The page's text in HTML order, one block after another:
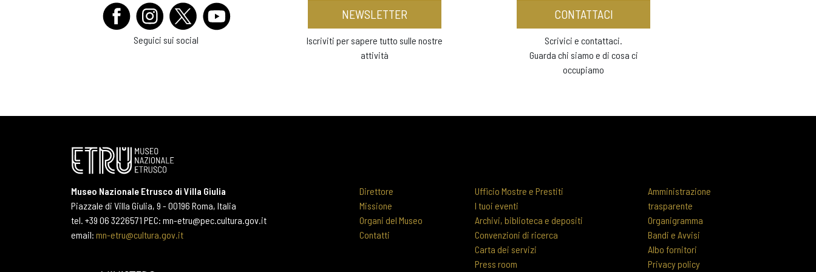
Seguici sui social
NEWSLETTER
Iscriviti per sapere tutto sulle nostre
attività
CONTATTACI
Scrivici e contattaci.
Guarda chi siamo e di cosa ci
occupiamo
Museo Nazionale Etrusco di Villa Giulia
Piazzale di Villa Giulia, 9 - 00196 Roma, Italia
tel. +39 06 3226571 PEC: mn-etru@pec.cultura.gov.it
email: mn-etru@cultura.gov.it
Direttore
Missione
Organi del Museo
Contatti
Ufficio Mostre e Prestiti
I tuoi eventi
Archivi, biblioteca e depositi
Convenzioni di ricerca
Carta dei servizi
Press room
Amministrazione
trasparente
Organigramma
Bandi e Avvisi
Albo fornitori
Privacy policy